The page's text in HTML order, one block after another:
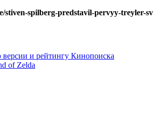
spilberg-predstavil-pervyy-treyler-
и рейтингу Кинопоиска
of Zelda